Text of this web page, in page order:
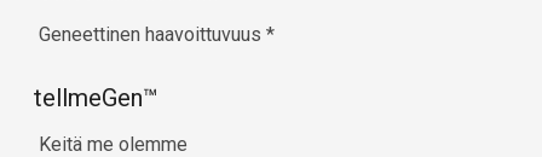
Geneettinen haavoittuvuus *
tellmeGen™
Keitä me olemme